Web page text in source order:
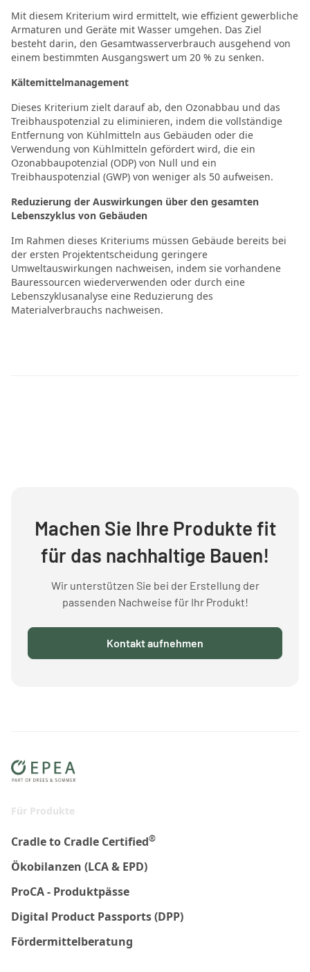
Mit diesem Kriterium wird ermittelt, wie effizient gewerbliche
Armaturen und Geräte mit Wasser umgehen. Das Ziel
besteht darin, den Gesamtwasserverbrauch ausgehend von
einem bestimmten Ausgangswert um 20 % zu senken.
Kältemittelmanagement
Dieses Kriterium zielt darauf ab, den Ozonabbau und das
Treibhauspotenzial zu eliminieren, indem die vollständige
Entfernung von Kühlmitteln aus Gebäuden oder die
Verwendung von Kühlmitteln gefördert wird, die ein
Ozonabbaupotenzial (ODP) von Null und ein
Treibhauspotenzial (GWP) von weniger als 50 aufweisen.
Reduzierung der Auswirkungen über den gesamten
Lebenszyklus von Gebäuden
Im Rahmen dieses Kriteriums müssen Gebäude bereits bei
der ersten Projektentscheidung geringere
Umweltauswirkungen nachweisen, indem sie vorhandene
Bauressourcen wiederverwenden oder durch eine
Lebenszyklusanalyse eine Reduzierung des
Materialverbrauchs nachweisen.
Machen Sie Ihre Produkte fit
für das nachhaltige Bauen!
Wir unterstützen Sie bei der Erstellung der
passenden Nachweise für Ihr Produkt!
Kontakt aufnehmen
Für Produkte
Cradle to Cradle Certified®
Ökobilanzen (LCA & EPD)
ProCA - Produktpässe
Digital Product Passports (DPP)
Fördermittelberatung